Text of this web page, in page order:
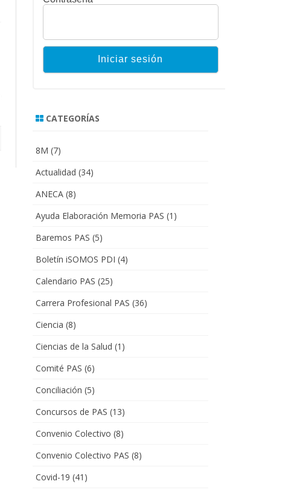
CATEGORÍAS
8M (7)
Actualidad (34)
ANECA(8)
Ayuda Elaboración Memoria PAS (1)
Baremos PAS (5)
Boletín iSOMOS PDI (4)
Calendario PAS (25)
Carrera Profesional PAS (36)
Ciencia (8)
Ciencias de la Salud (1)
Comité PAS (6)
Conciliación (5)
Concursos de PAS (13)
Convenio Colectivo (8)
Convenio Colectivo PAS (8)
Covid-19 (41)